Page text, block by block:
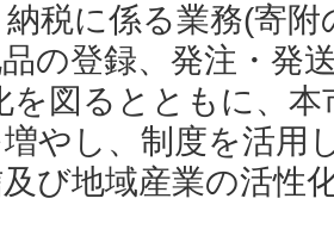
税に係る業務(寄附
の登録、発注・発
を図るとともに、
やし、制度を活用
び地域産業の活性